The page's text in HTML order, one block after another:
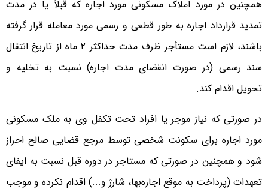
همچنین در مورد املاک مسکونی مورد اجاره که قبلاً یا در مدت
تمدید قرارداد اجاره به طور قطعی و رسمی مورد معامله قرار گرفته
باشند، لازم است مستأجر ظرف مدت حداکثر ۲ ماه از تاریخ انتقال
سند رسمی (در صورت انقضای مدت اجاره) نسبت به تخلیه و
تحویل اقدام کند.
در صورتی که نیاز موجر یا افراد تحت تکفل وی به ملک مسکونی
مورد اجاره برای سکونت شخصی توسط مرجع قضایی صالح احراز
شود و همچنین در صورتی که مستاجر در دوره قبل نسبت به ایفای
تعهدات (پرداخت به موقع اجاره‌بها، شارژ و...) اقدام نکرده و موجب